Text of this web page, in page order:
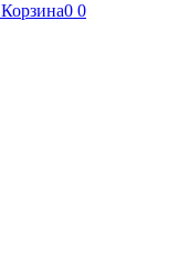
Корзина0 0